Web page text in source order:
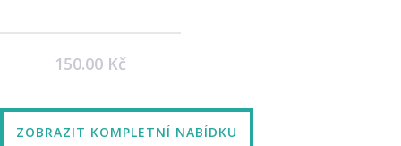
150.00 Kč
ZOBRAZIT KOMPLETNÍ NABÍDKU